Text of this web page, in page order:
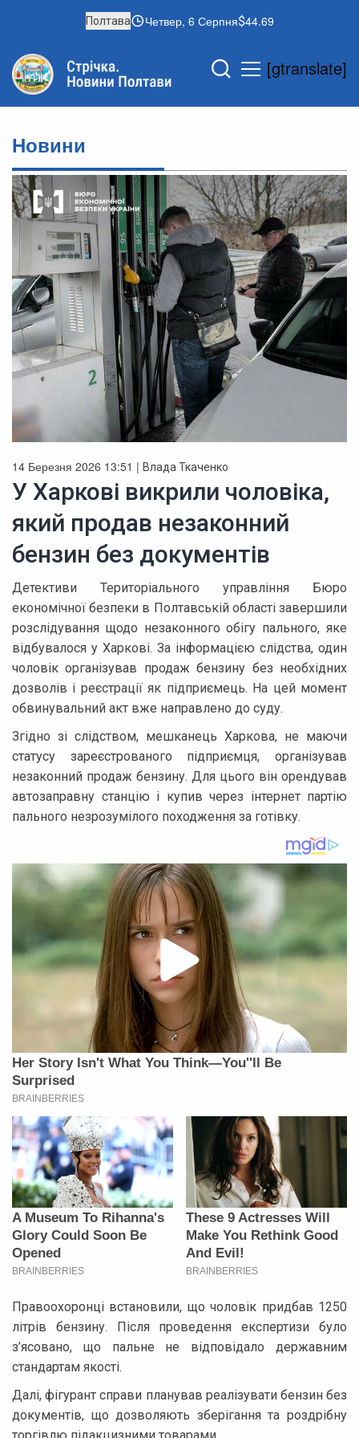
Полтава Четвер, 6 Серпня 44.69
[gtranslate]
Новини
14 Березня 2026 13:51 | Влада Ткаченко
У Харкові викрили чоловіка,
який продав незаконний
бензин без документів
Детективи Територіального управління Бюро
економічної безпеки в Полтавській області завершили
розслідування щодо незаконного обігу пального, яке
відбувалося у Харкові. За інформацією слідства, один
чоловік організував продаж бензину без необхідних
дозволів і реєстрації як підприємець. На цей момент
обвинувальний акт вже направлено до суду.
Згідно зі слідством, мешканець Харкова, не маючи
статусу зареєстрованого підприємця, організував
незаконний продаж бензину. Для цього він орендував
автозаправну станцію і купив через інтернет партію
пального незрозумілого походження за готівку.
Правоохоронці встановили, що чоловік придбав 1250
літрів бензину. Після проведення експертизи було
з’ясовано, що пальне не відповідало державним
стандартам якості.
Далі, фігурант справи планував реалізувати бензин без
документів, що дозволяють зберігання та роздрібну